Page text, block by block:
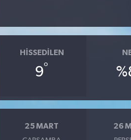
HISSEDILEN
9°
25 MART 26